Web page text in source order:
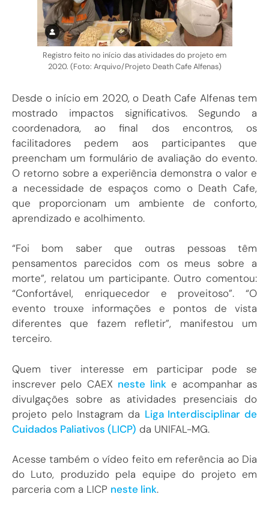
Registro feito no início das atividades do projeto em
2020. (Foto: Arquivo/Projeto Death Cafe Alfenas)
Desde o início em 2020, o Death Cafe Alfenas tem
mostrado impactos significativos. Segundo a
coordenadora, ao final dos encontros, os
facilitadores pedem aos participantes que
preencham um formulário de avaliação do evento.
O retorno sobre a experiência demonstra o valor e
a necessidade de espaços como o Death Cafe,
que proporcionam um ambiente de conforto,
aprendizado e acolhimento.
“Foi bom saber que outras pessoas têm
pensamentos parecidos com os meus sobre a
morte”, relatou um participante. Outro comentou:
“Confortável, enriquecedor e proveitoso”. “O
evento trouxe informações e pontos de vista
diferentes que fazem refletir”, manifestou um
terceiro.
Quem tiver interesse em participar pode se
inscrever pelo CAEX neste linke acompanhar as
divulgações sobre as atividades presenciais do
projeto pelo Instagram da Liga Interdisciplinar de
Cuidados Paliativos (LICP) da UNIFAL-MG.
Acesse também o vídeo feito em referência ao Dia
do Luto, produzido pela equipe do projeto em
parceria com a LICP neste link.